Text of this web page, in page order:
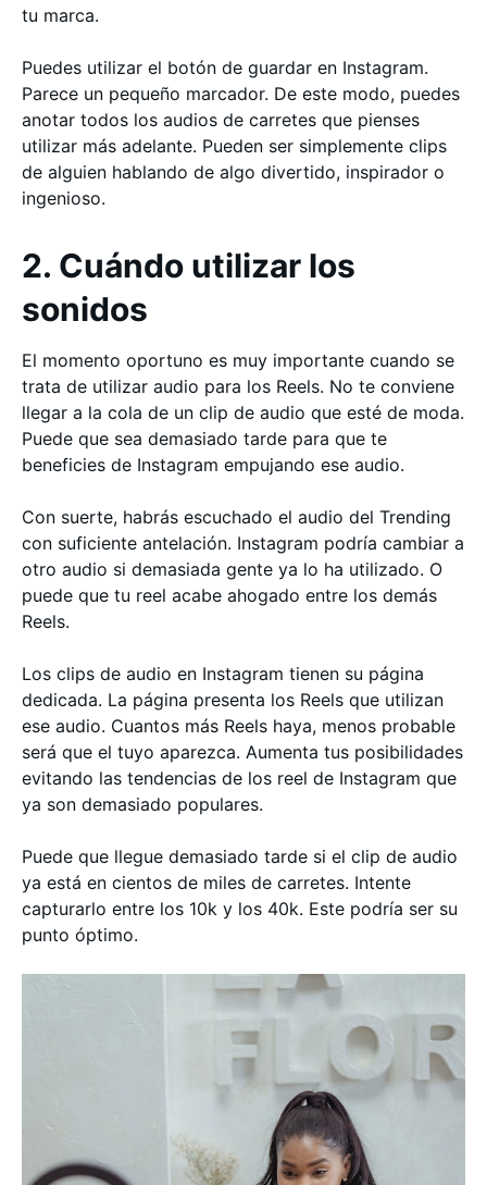
tu marca.
Puedes utilizar el botón de guardar en Instagram.
Parece un pequeño marcador. De este modo, puedes
anotar todos los audios de carretes que pienses
utilizar más adelante. Pueden ser simplemente clips
de alguien hablando de algo divertido, inspirador o
ingenioso.
2. Cuándo utilizar los
sonidos
El momento oportuno es muy importante cuando se
trata de utilizar audio para los Reels. No te conviene
llegar a la cola de un clip de audio que esté de moda.
Puede que sea demasiado tarde para que te
beneficies de Instagram empujando ese audio.
Con suerte, habrás escuchado el audio del Trending
con suficiente antelación. Instagram podría cambiar a
otro audio si demasiada gente ya lo ha utilizado. O
puede que tu reel acabe ahogado entre los demás
Reels.
Los clips de audio en Instagram tienen su página
dedicada. La página presenta los Reels que utilizan
ese audio. Cuantos más Reels haya, menos probable
será que el tuyo aparezca. Aumenta tus posibilidades
evitando las tendencias de los reel de Instagram que
ya son demasiado populares.
Puede que llegue demasiado tarde si el clip de audio
ya está en cientos de miles de carretes. Intente
capturarlo entre los 10k y los 40k. Este podría ser su
punto óptimo.